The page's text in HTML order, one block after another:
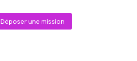
Déposer une mission